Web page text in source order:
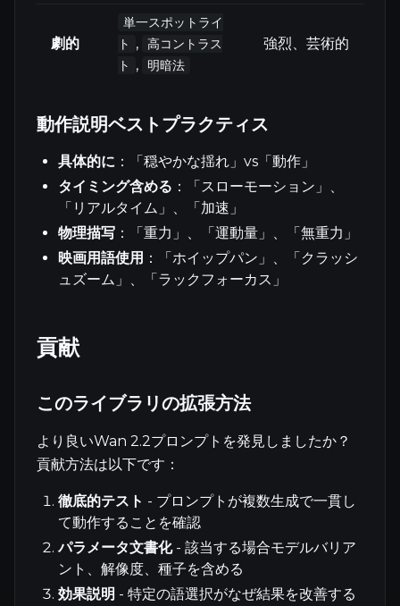
劇的
単一スポットライ
ト
,
高コントラス
ト
, 明暗法
強烈、芸術的
動作説明ベストプラクティス
具体的に ：「穏やかな揺れ」vs「動作」
タイミング含める ：「スローモーション」、
「リアルタイム」、「加速」
物理描写 ：「重力」、「運動量」、「無重力」
映画用語使用 ：「ホイップパン」、「クラッシ
ュズーム」、「ラックフォーカス」
貢献
このライブラリの拡張方法
より良いWan 2.2プロンプトを発見しましたか？
貢献方法は以下です：
徹底的テスト - プロンプトが複数生成で一貫し
て動作することを確認
パラメータ文書化- 該当する場合モデルバリア
ント、解像度、種子を含める
効果説明 - 特定の語選択がなぜ結果を改善する